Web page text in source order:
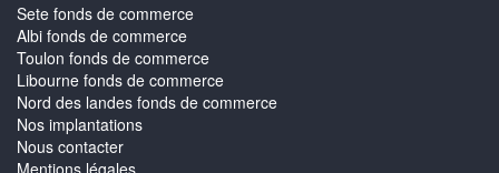
Sete fonds de commerce
Albi fonds de commerce
Toulon fonds de commerce
Libourne fonds de commerce
Nord des landes fonds de commerce
Nos implantations
Nous contacter